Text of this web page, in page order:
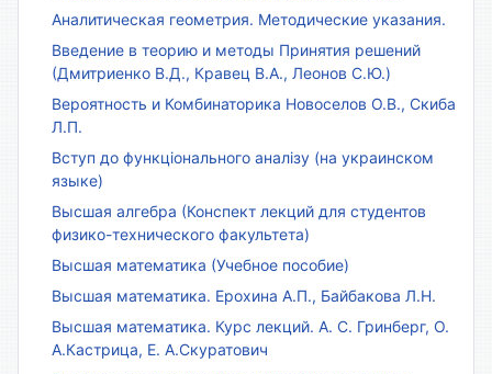
Аналитическая геометрия. Методические указания.
Введение в теорию и методы Принятия решений
(Дмитриенко В.Д., Кравец В.А., Леонов С.Ю.)
Вероятность и Комбинаторика Новоселов О.В., Скиба
Л.П.
Вступ до функціонального аналізу (на украинском
языке)
Высшая алгебра (Конспект лекций для студентов
физико-технического факультета)
Высшая математика (Учебное пособие)
Высшая математика. Ерохина А.П., Байбакова Л.Н.
Высшая математика. Курс лекций. А. С. Гринберг, О.
А.Кастрица, Е. А.Скуратович